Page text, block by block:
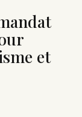
et